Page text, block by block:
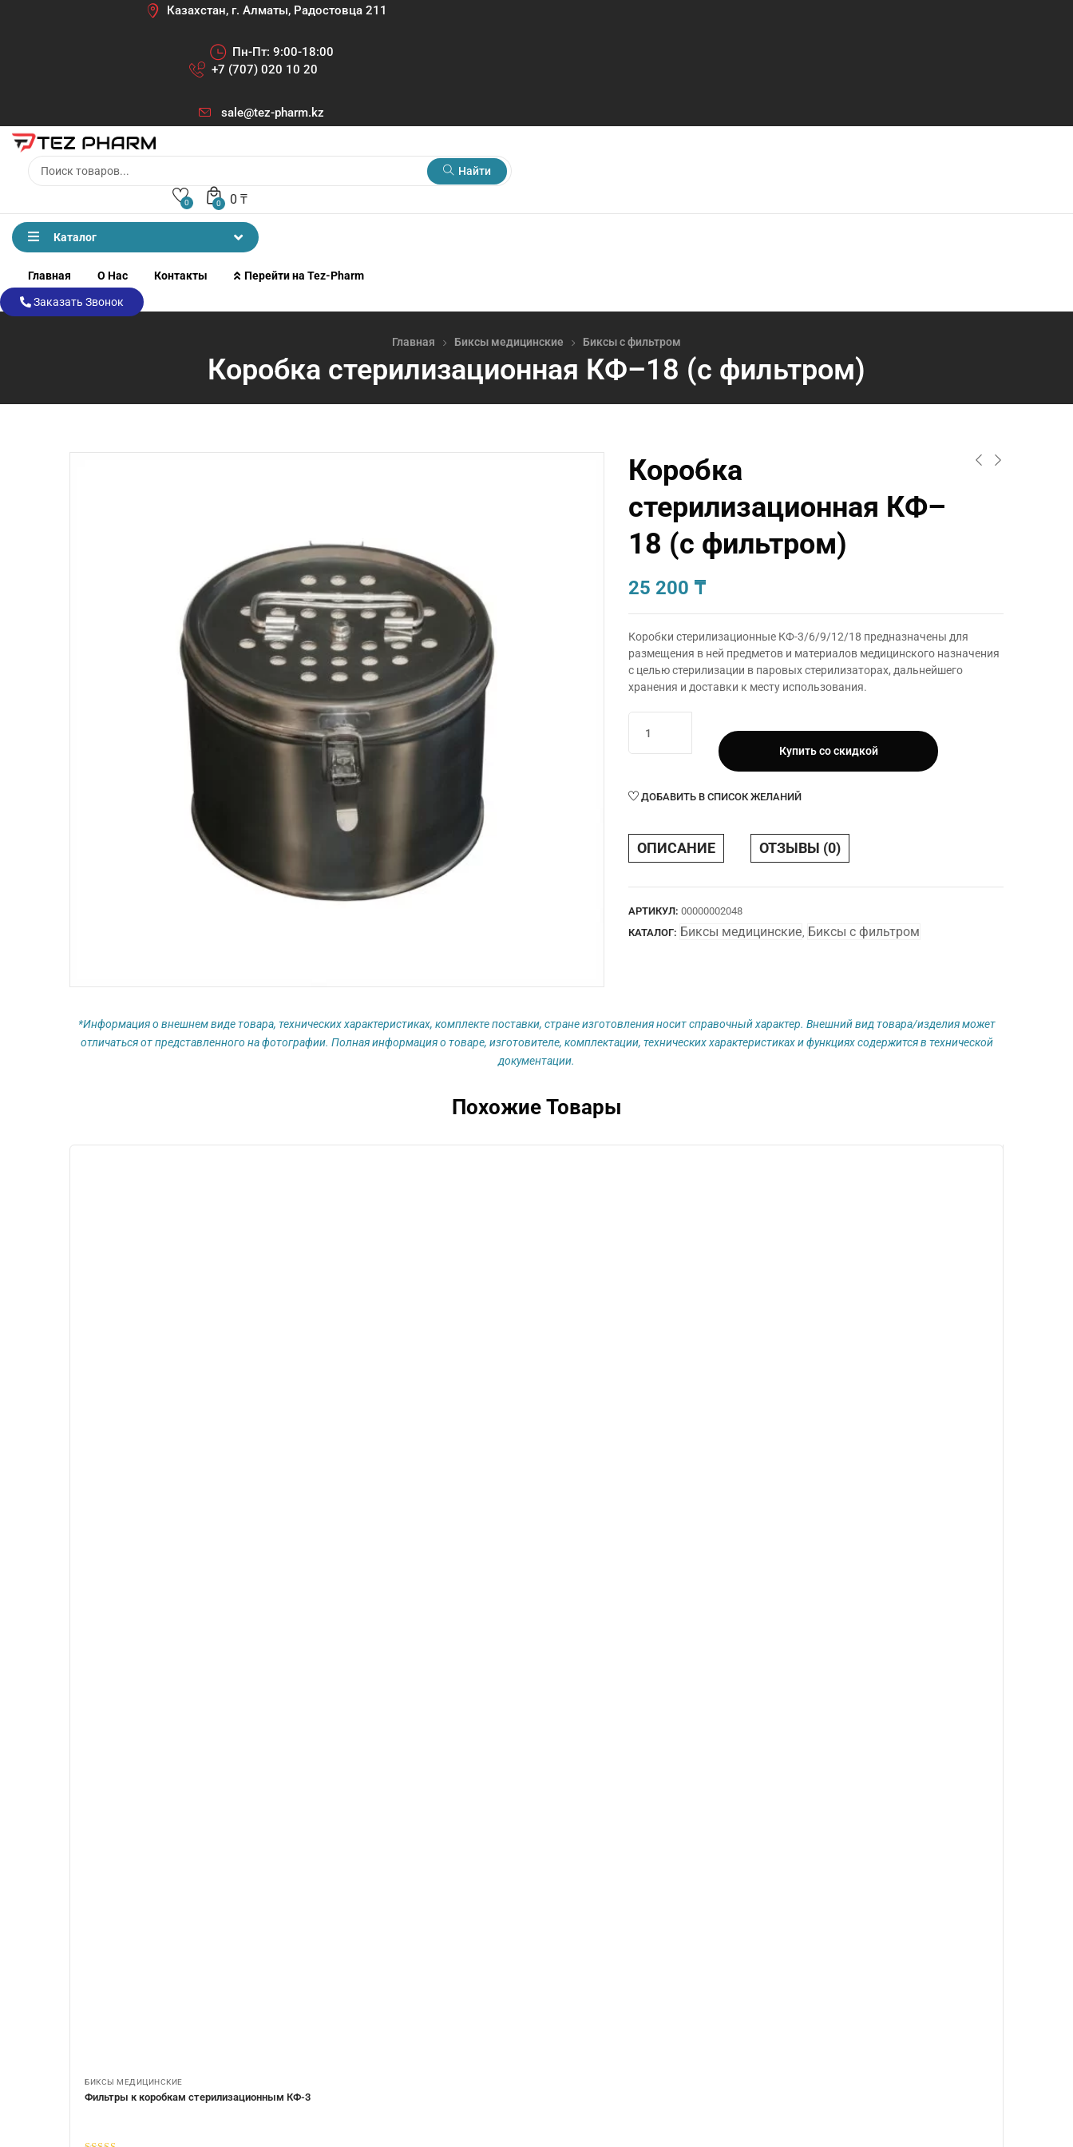
Казахстан, г. Алматы, Радостовца 211
Пн-Пт: 9:00-18:00
+7 (707) 020 10 20
sale@tez-pharm.kz
Найти
0 0 ₸
0
Каталог
Главная О Нас Контакты Перейти на Tez-Pharm
Заказать Звонок
Главная Биксы медицинские Биксы с фильтром
Коробка стерилизационная КФ–18 (с фильтром)
Коробка
стерилизационная КФ–
18 (с фильтром)
25 200 ₸
Коробки стерилизационные КФ-3/6/9/12/18 предназначены для
размещения в ней предметов и материалов медицинского назначения
с целью стерилизации в паровых стерилизаторах, дальнейшего
хранения и доставки к месту использования.
товара
Коробка
КФ–
фильтром)
Купить со скидкой
ДОБАВИТЬ В СПИСОК ЖЕЛАНИЙ
ОПИСАНИЕ ОТЗЫВЫ (0)
АРТИКУЛ: 00000002048
КАТАЛОГ: Биксы медицинские Биксы с фильтром
*Информация о внешнем виде товара, технических характеристиках, комплекте поставки, стране изготовления носит справочный характер. Внешний вид товара/изделия может
отличаться от представленного на фотографии. Полная информация о товаре, изготовителе, комплектации, технических характеристиках и функциях содержится в технической
документации.
Похожие Товары
БИКСЫ МЕДИЦИНСКИЕ
Фильтры к коробкам стерилизационным КФ-3